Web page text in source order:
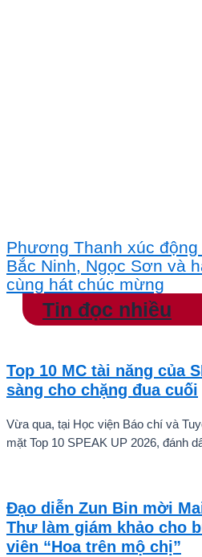
Phương Thanh xúc
Bắc Ninh, Ngọc Sơn và
cùng hát chúc mừng
Tin đọc nhiều
Top 10 MC tài năng của
sàng cho chặng đua cuối
Vừa qua, tại Học viện Báo chí và
mặt Top 10 SPEAK UP 2026, đánh
Đạo diễn Zun Bin mời
Thư làm giám khảo cho
viên “Hoa trên mộ chị”